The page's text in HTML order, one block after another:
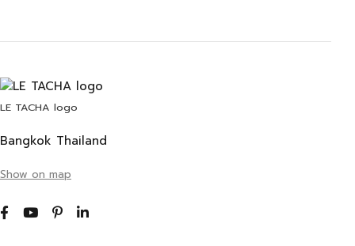
LE TACHA logo
Bangkok Thailand
Show on map